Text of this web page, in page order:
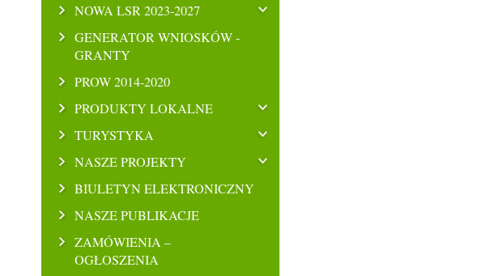
NOWA LSR 2023-2027
GENERATOR WNIOSKÓW -
GRANTY
PROW 2014-2020
PRODUKTY LOKALNE
TURYSTYKA
NASZE PROJEKTY
BIULETYN ELEKTRONICZNY
NASZE PUBLIKACJE
ZAMÓWIENIA –
OGŁOSZENIA